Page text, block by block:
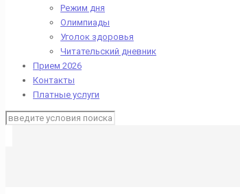
Режим дня
Олимпиады
Уголок здоровья
Читательский дневник
Прием 2026
Контакты
Платные услуги